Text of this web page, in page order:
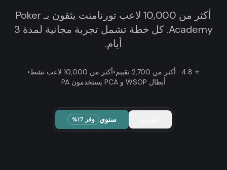
أكثر من 10,000 لاعب تورنامنت يثقون بـ Poker
Academy. كل خطة تشمل تجربة مجانية لمدة 3
أيام.
4.8 · أكثر من 2,700 تقييم •أكثر من 10,000 لاعب نشط
•
أبطال WSOP و PCA يستخدمون PA
سنوي وفر 17%